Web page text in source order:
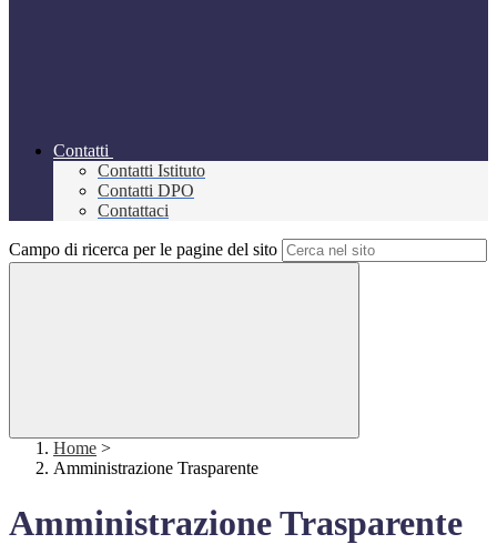
Contatti
Contatti Istituto
Contatti DPO
Contattaci
Campo di ricerca per le pagine del sito
Home >
Amministrazione Trasparente
Amministrazione Trasparente